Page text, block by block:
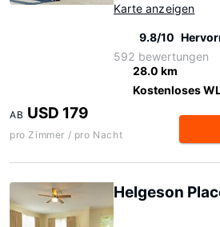
Karte anzeigen
9.8/10
592 bewertungen
28.0 km
Kostenloses
AB USD 179
pro Zimmer / pro Nacht
Helgeson